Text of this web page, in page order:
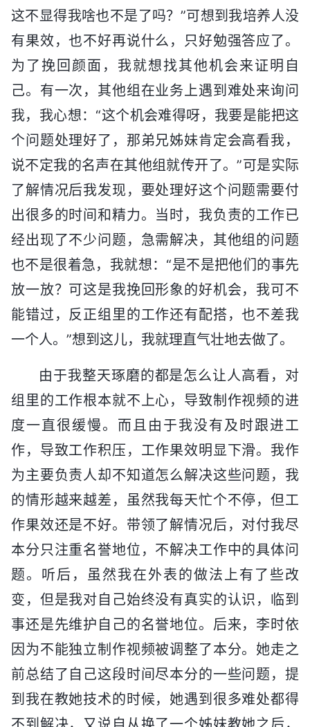
这不显得我啥也不是了吗？”可想到我培养人没
有果效，也不好再说什么，只好勉强答应了。
为了挽回颜面，我就想找其他机会来证明自
己。有一次，其他组在业务上遇到难处来询问
我，我心想：“这个机会难得呀，我要是能把这
个问题处理好了，那弟兄姊妹肯定会高看我，
说不定我的名声在其他组就传开了。”可是实际
了解情况后我发现，要处理好这个问题需要付
出很多的时间和精力。当时，我负责的工作已
经出现了不少问题，急需解决，其他组的问题
也不是很着急，我就想：“是不是把他们的事先
放一放？可这是我挽回形象的好机会，我可不
能错过，反正组里的工作还有配搭，也不差我
一个人。”想到这儿，我就理直气壮地去做了。
由于我整天琢磨的都是怎么让人高看，对
组里的工作根本就不上心，导致制作视频的进
度一直很缓慢。而且由于我没有及时跟进工
作，导致工作积压，工作果效明显下滑。我作
为主要负责人却不知道怎么解决这些问题，我
的情形越来越差，虽然我每天忙个不停，但工
作果效还是不好。带领了解情况后，对付我尽
本分只注重名誉地位，不解决工作中的具体问
题。听后，虽然我在外表的做法上有了些改
变，但是我对自己始终没有真实的认识，临到
事还是先维护自己的名誉地位。后来，李时依
因为不能独立制作视频被调整了本分。她走之
前总结了自己这段时间尽本分的一些问题，提
到我在教她技术的时候，她遇到很多难处都得